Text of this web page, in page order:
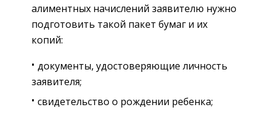
алиментных начислений заявителю нужно
подготовить такой пакет бумаг и их
копий:
документы, удостоверяющие личность
заявителя;
свидетельство о рождении ребенка;